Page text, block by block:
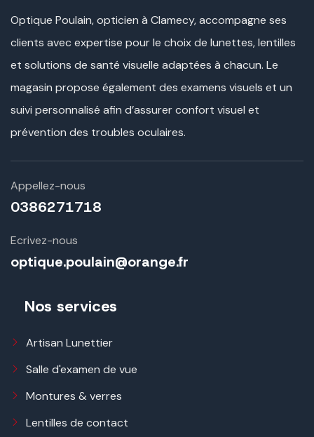
Optique Poulain, opticien à Clamecy, accompagne ses
clients avec expertise pour le choix de lunettes, lentilles
et solutions de santé visuelle adaptées à chacun. Le
magasin propose également des examens visuels et un
suivi personnalisé afin d’assurer confort visuel et
prévention des troubles oculaires.
Appellez-nous
0386271718
Ecrivez-nous
optique.poulain@orange.fr
Nos services
Artisan Lunettier
Salle d'examen de vue
Montures & verres
Lentilles de contact